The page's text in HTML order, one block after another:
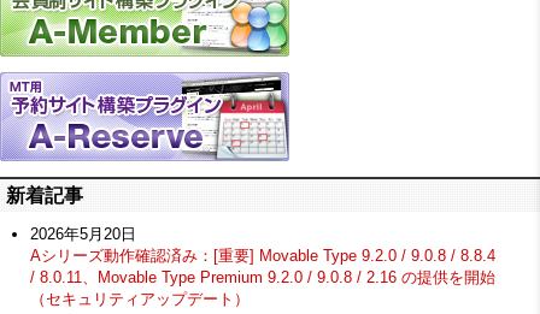
新着記事
2026年5月20日
Aシリーズ動作確認済み：[重要] Movable Type 9.2.0 / 9.0.8 / 8.8.4
/ 8.0.11、Movable Type Premium 9.2.0 / 9.0.8 / 2.16 の提供を開始
（セキュリティアップデート）